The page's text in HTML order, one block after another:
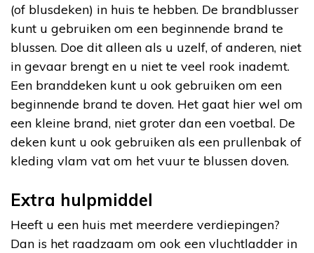
(of blusdeken) in huis te hebben. De brandblusser
kunt u gebruiken om een beginnende brand te
blussen. Doe dit alleen als u uzelf, of anderen, niet
in gevaar brengt en u niet te veel rook inademt.
Een branddeken kunt u ook gebruiken om een
beginnende brand te doven. Het gaat hier wel om
een kleine brand, niet groter dan een voetbal. De
deken kunt u ook gebruiken als een prullenbak of
kleding vlam vat om het vuur te blussen doven.
Extra hulpmiddel
Heeft u een huis met meerdere verdiepingen?
Dan is het raadzaam om ook een vluchtladder in